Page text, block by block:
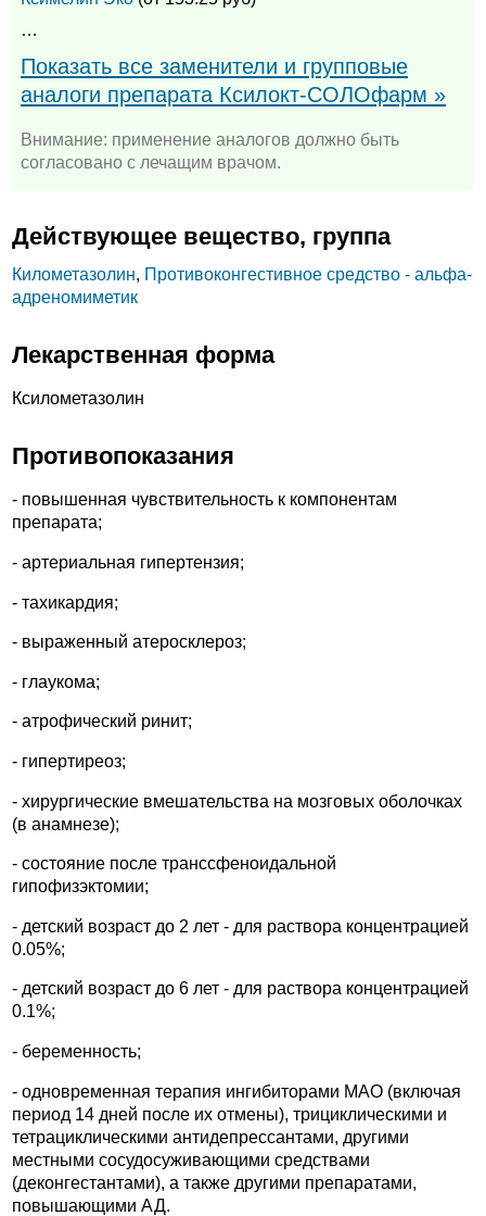
…
Показать все заменители и групповые
аналоги препарата Ксилокт-СОЛОфарм »
Внимание: применение аналогов должно быть
согласовано с лечащим врачом.
Действующее вещество, группа
Километазолин, Противоконгестивное средство - альфа-
адреномиметик
Лекарственная форма
Ксилометазолин
Противопоказания
- повышенная чувствительность к компонентам
препарата;
- артериальная гипертензия;
- тахикардия;
- выраженный атеросклероз;
- глаукома;
- атрофический ринит;
- гипертиреоз;
- хирургические вмешательства на мозговых оболочках
(в анамнезе);
- состояние после транссфеноидальной
гипофизэктомии;
- детский возраст до 2 лет - для раствора концентрацией
0.05%;
- детский возраст до 6 лет - для раствора концентрацией
0.1%;
- беременность;
- одновременная терапия ингибиторами МАО (включая
период 14 дней после их отмены), трициклическими и
тетрациклическими антидепрессантами, другими
местными сосудосуживающими средствами
(деконгестантами), а также другими препаратами,
повышающими АД.